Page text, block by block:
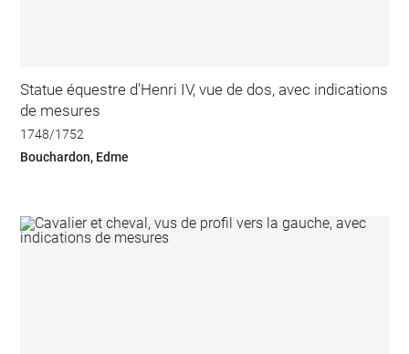
Statue équestre d'Henri IV, vue de dos, avec indications
de mesures
1748/1752
Bouchardon, Edme